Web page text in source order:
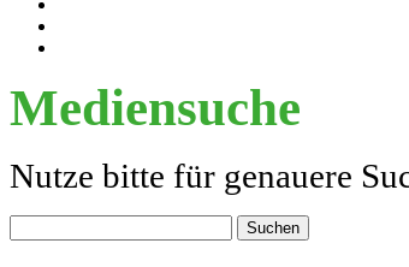
Mediensuche
Nutze bitte für genauere